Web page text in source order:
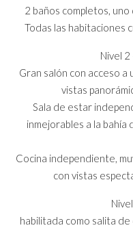
2 baños completos,
Todas las habitaciones
Nivel 2
Gran salón con acceso a
vistas
Sala de estar
inmejorables a la bahía
Cocina independiente,
con vistas
habilitada como salita